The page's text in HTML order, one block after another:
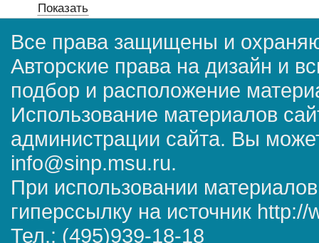
Показать
Все права защищены и
Авторские права на дизайн и
подбор и расположение
Использование материалов
администрации сайта. Вы
info@sinp.msu.ru.
При использовании
гиперссылку на источник
Тел.: (495)939-18-18